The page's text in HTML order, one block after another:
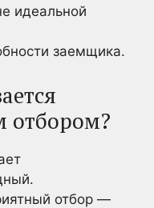
идеальной
заемщика.
отбором?
отбор —